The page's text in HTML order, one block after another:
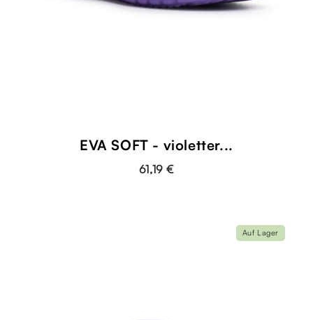
EVA SOFT - violetter...
61,19 €
Auf Lager